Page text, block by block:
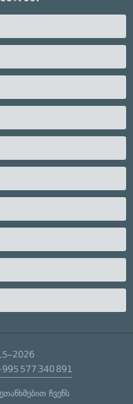
577 340 891
ჩვენს